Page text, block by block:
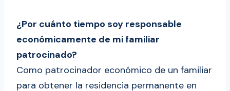
¿Por cuánto tiempo soy responsable
económicamente de mi familiar
patrocinado?
Como patrocinador económico de un familiar
para obtener la residencia permanente en